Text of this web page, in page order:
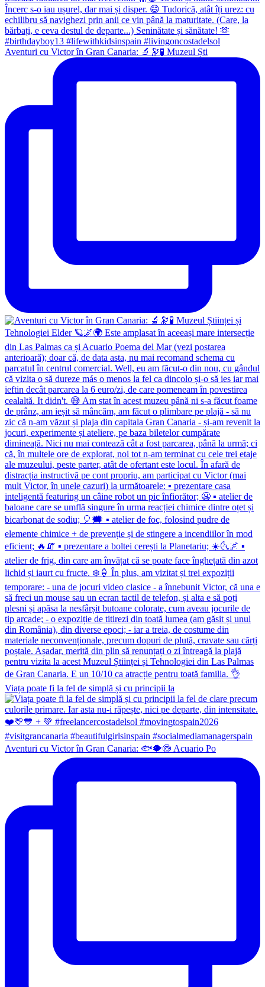
Aventuri cu Victor în Gran Canaria: 🔬🔭🧪 Muzeul Ști
Viața poate fi la fel de simplă și cu principii la
Aventuri cu Victor în Gran Canaria: 🐟🐡🍥 Acuario Po